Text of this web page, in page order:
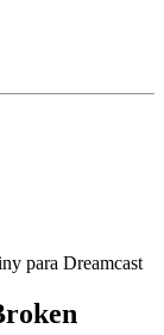
para Dreamcast